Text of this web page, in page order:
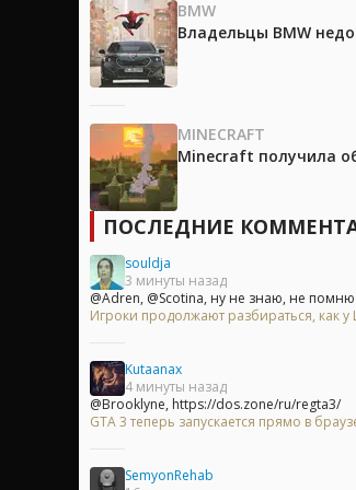
BMW
Владельцы BMW
MINECRAFT
Minecraft получила
ПОСЛЕДНИЕ
souldja
3 минуты назад
@Adren, @Scotina, ну не знаю, не помню
Игроки продолжают разбираться, как
Kutaanax
4 минуты назад
@Brooklyne, https://dos.zone/ru/regta3/
GTA 3 теперь запускается прямо в
SemyonRehab